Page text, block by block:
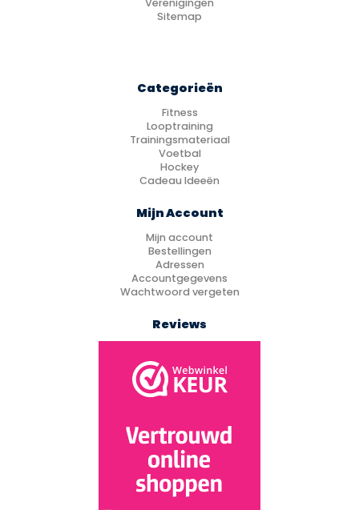
Sitemap
Categorieën
Fitness
Looptraining
Trainingsmateriaal
Voetbal
Hockey
Cadeau Ideeën
Mijn Account
Mijn account
Bestellingen
Adressen
Accountgegevens
Wachtwoord vergeten
Reviews